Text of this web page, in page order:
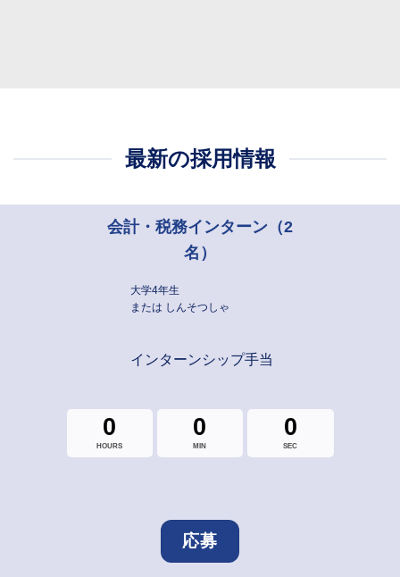
最新の採用情報
会計・税務インターン（2
名）
大学4年生
または しんそつしゃ
インターンシップ手当
0
HOURS
0
MIN
0
SEC
応募